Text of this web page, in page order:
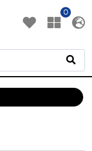
0